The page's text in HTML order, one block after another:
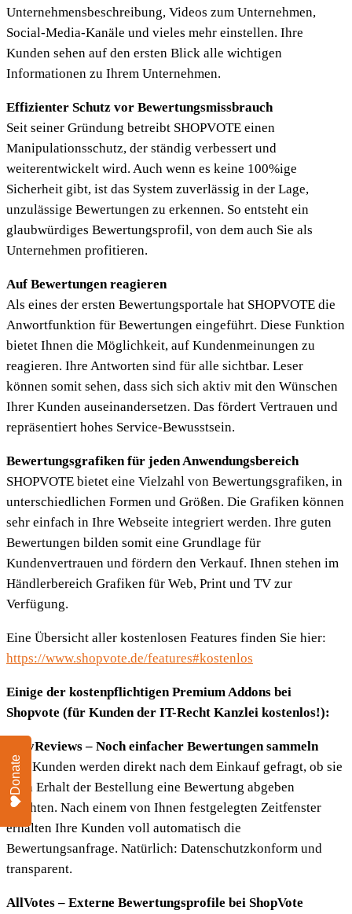
Unternehmensbeschreibung, Videos zum Unternehmen,
Social-Media-Kanäle und vieles mehr einstellen. Ihre
Kunden sehen auf den ersten Blick alle wichtigen
Informationen zu Ihrem Unternehmen.
Effizienter Schutz vor Bewertungsmissbrauch
Seit seiner Gründung betreibt SHOPVOTE einen
Manipulationsschutz, der ständig verbessert und
weiterentwickelt wird. Auch wenn es keine 100%ige
Sicherheit gibt, ist das System zuverlässig in der Lage,
unzulässige Bewertungen zu erkennen. So entsteht ein
glaubwürdiges Bewertungsprofil, von dem auch Sie als
Unternehmen profitieren.
Auf Bewertungen reagieren
Als eines der ersten Bewertungsportale hat SHOPVOTE die
Anwortfunktion für Bewertungen eingeführt. Diese Funktion
bietet Ihnen die Möglichkeit, auf Kundenmeinungen zu
reagieren. Ihre Antworten sind für alle sichtbar. Leser
können somit sehen, dass sich sich aktiv mit den Wünschen
Ihrer Kunden auseinandersetzen. Das fördert Vertrauen und
repräsentiert hohes Service-Bewusstsein.
Bewertungsgrafiken für jeden Anwendungsbereich
SHOPVOTE bietet eine Vielzahl von Bewertungsgrafiken, in
unterschiedlichen Formen und Größen. Die Grafiken können
sehr einfach in Ihre Webseite integriert werden. Ihre guten
Bewertungen bilden somit eine Grundlage für
Kundenvertrauen und fördern den Verkauf. Ihnen stehen im
Händlerbereich Grafiken für Web, Print und TV zur
Verfügung.
Eine Übersicht aller kostenlosen Features finden Sie hier:
https://www.shopvote.de/features#kostenlos
Einige der kostenpflichtigen Premium Addons bei
Shopvote (für Kunden der IT-Recht Kanzlei kostenlos!):
EasyReviews – Noch einfacher Bewertungen sammeln
Ihre Kunden werden direkt nach dem Einkauf gefragt, ob sie
nach Erhalt der Bestellung eine Bewertung abgeben
möchten. Nach einem von Ihnen festgelegten Zeitfenster
erhalten Ihre Kunden voll automatisch die
Bewertungsanfrage. Natürlich: Datenschutzkonform und
transparent.
AllVotes – Externe Bewertungsprofile bei ShopVote
Donate